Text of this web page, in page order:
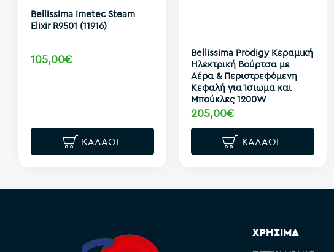
Bellissima Imetec Steam
Elixir R9501 (11916)
105,00€
ΚΑΛΆΘΙ
Bellissima Prodigy Κεραμική
Ηλεκτρική Βούρτσα με
Αέρα & Περιστρεφόμενη
Κεφαλή για Ίσιωμα και
Μπούκλες 1200W
205,00€
ΚΑΛΆΘΙ
ΧΡΗΣΙΜΑ